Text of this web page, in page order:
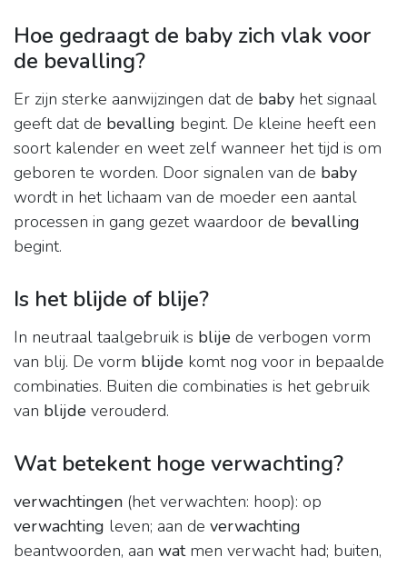
Hoe gedraagt de baby zich vlak voor
de bevalling?
Er zijn sterke aanwijzingen dat de baby het signaal
geeft dat de bevalling begint. De kleine heeft een
soort kalender en weet zelf wanneer het tijd is om
geboren te worden. Door signalen van de baby
wordt in het lichaam van de moeder een aantal
processen in gang gezet waardoor de bevalling
begint.
Is het blijde of blije?
In neutraal taalgebruik is blije de verbogen vorm
van blij. De vorm blijde komt nog voor in bepaalde
combinaties. Buiten die combinaties is het gebruik
van blijde verouderd.
Wat betekent hoge verwachting?
verwachtingen (het verwachten: hoop): op
verwachting leven; aan de verwachting
beantwoorden, aan watmen verwacht had; buiten,